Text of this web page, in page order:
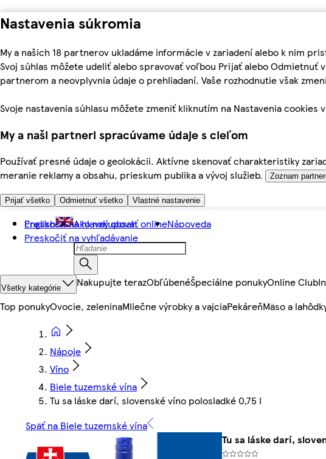
Nastavenia súkromia
My a našich 18 partnerov ukladáme informácie v zariadení alebo k nim
Svoj súhlas môžete udeliť alebo spravovať voľbou Prijať alebo Odmietnuť
partnerom a neovplyvnia údaje o prehliadaní. Vaše rozhodnutie však
Svoje nastavenia súhlasu môžete zmeniť kliknutím na Nastavenia cookies
My a naši partneri spracúvame údaje s cieľom
Používať presné údaje o geolokácii. Aktívne skenovať charakteristiky
meranie reklamy a obsahu, prieskum publika a vývoj služieb.
Zoznam
Prijať všetko Odmietnuť všetko Vlastné nastavenie
Preskočiť na hlavný obsah
Preskočiť na vyhľadávanie
English Ako nakupovať onlineNápoveda
Všetky kategórie Nakupujte terazObľúbenéŠpeciálne ponukyOnline Club
Top ponukyOvocie, zeleninaMliečne výrobky a vajciaPekáreňMäso a
Nápoje
Víno
Biele tuzemské vína
Tu sa láske darí, slovenské víno polosladké 0,75 l
Späť na Biele tuzemské vína
Tu sa láske darí,